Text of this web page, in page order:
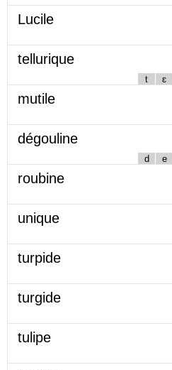
Lucile
tellurique
t ɛ
mutile
dégouline
d e
roubine
unique
turpide
turgide
tulipe